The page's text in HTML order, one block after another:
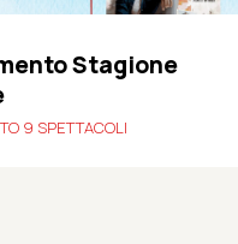
Stagione
9 SPETTACOLI